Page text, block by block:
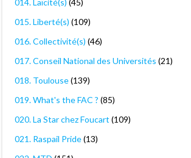
014. Laïcité(s) (45)
015. Liberté(s) (109)
016. Collectivité(s) (46)
017. Conseil National des Universités (21)
018. Toulouse(139)
019. What's the FAC ? (85)
020. La Star chez Foucart (109)
021. Raspail Pride(13)